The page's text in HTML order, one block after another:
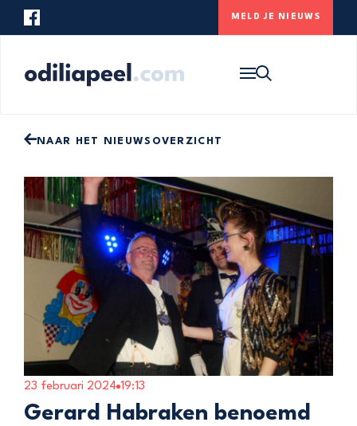
MELD JE NIEUWS
NAAR HET NIEUWSOVERZICHT
23 februari 2024 19:13
Gerard Habraken benoemd
ONS DORP
MELD JE NIEUWS
onderstaande zoekbalk om de website te